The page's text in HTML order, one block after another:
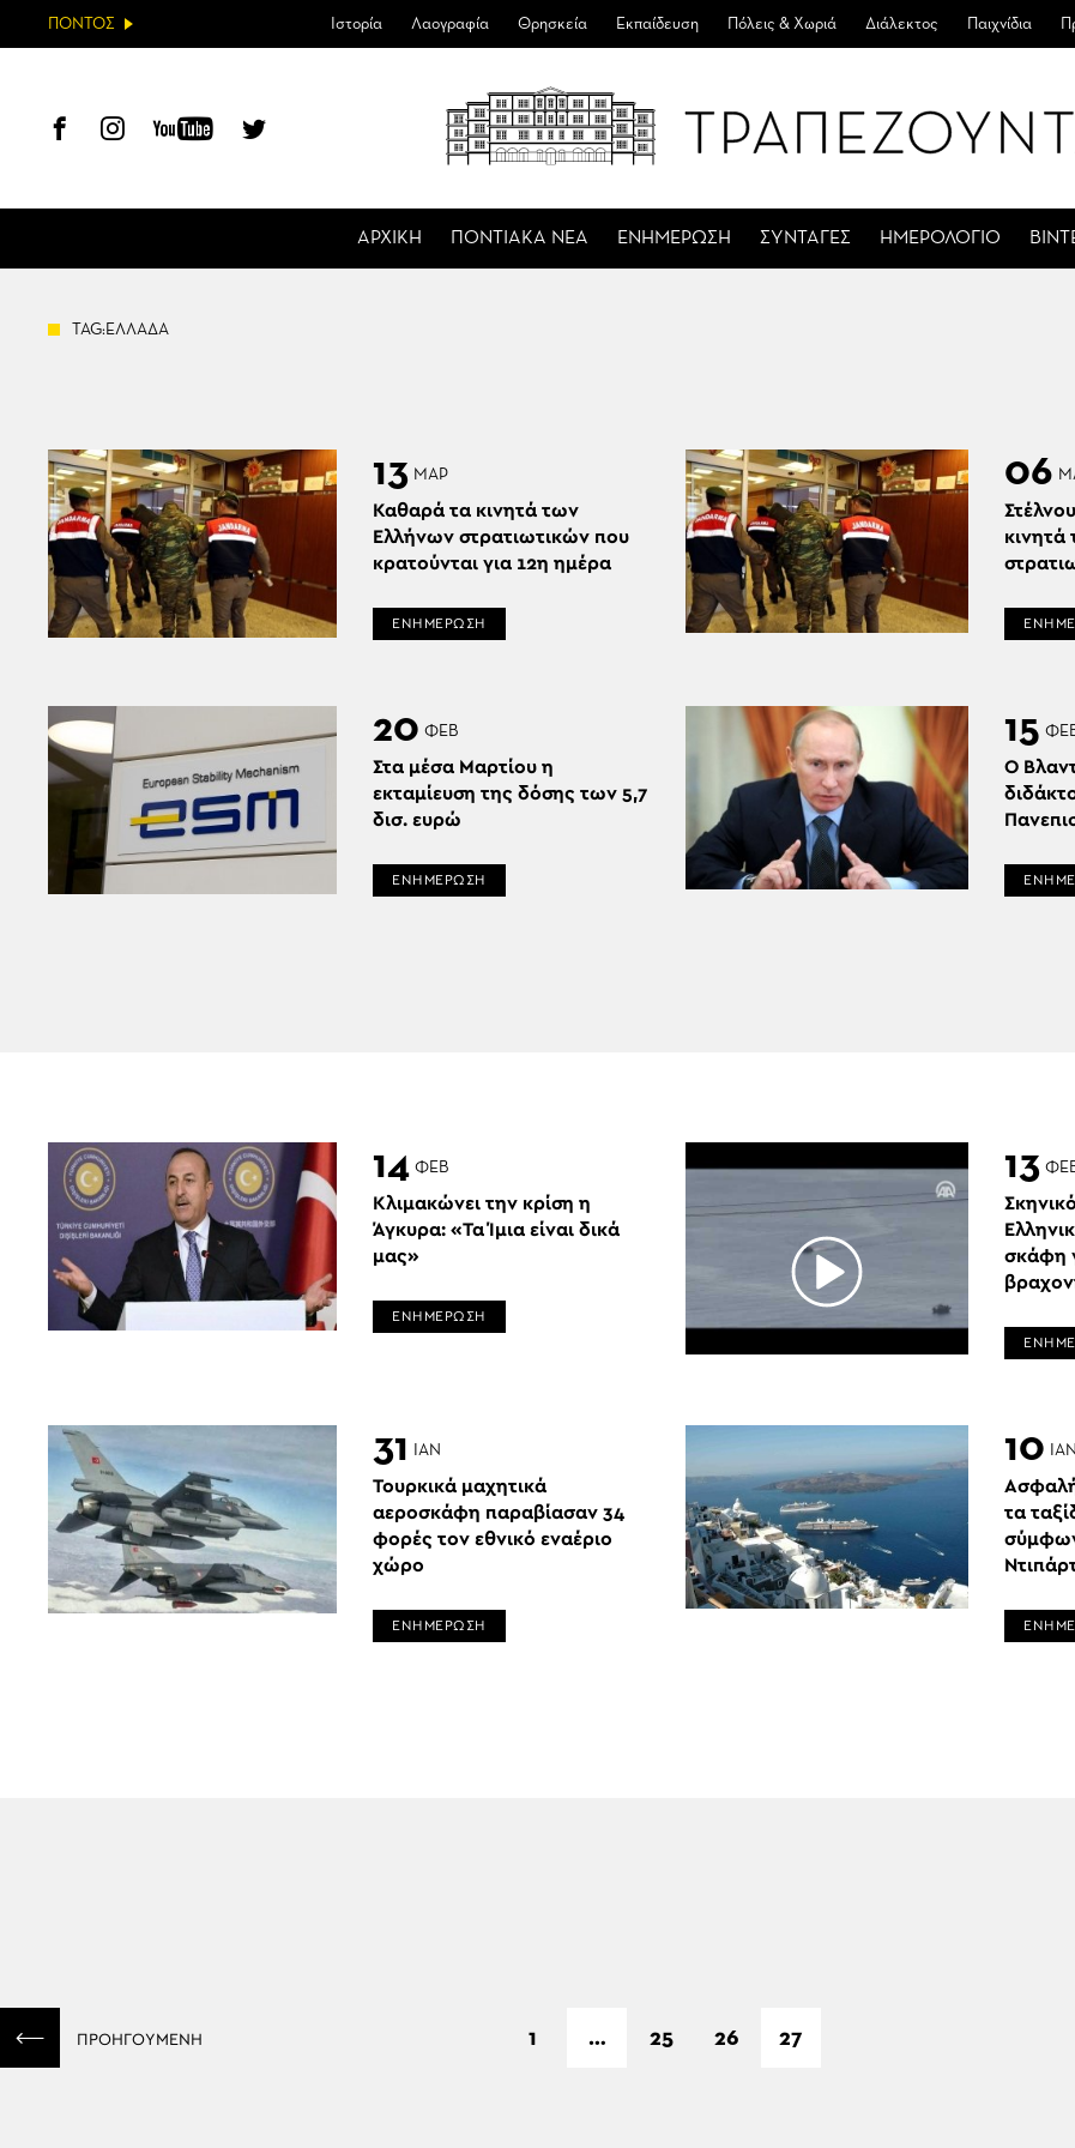
ΠΟΝΤΟΣ Ιστορία Λαογραφία Θρησκεία Εκπαίδευση Πόλεις & Χωριά Διάλεκτος Παιχνίδια
ΑΡΧΙΚΗ ΠΟΝΤΙΑΚΑ ΝΕΑ ΕΝΗΜΕΡΩΣΗ ΣΥΝΤΑΓΕΣ ΗΜΕΡΟΛΟΓΙΟ
TAG:ΕΛΛΑΔΑ
13 ΜΑΡ
Καθαρά τα κινητά των
Ελλήνων στρατιωτικών που
κρατούνται για 12η ημέρα
ΕΝΗΜΕΡΩΣΗ
06
20 ΦΕΒ
Στα μέσα Μαρτίου η
εκταμίευση της δόσης των 5,7
δισ. ευρώ
ΕΝΗΜΕΡΩΣΗ
15
Ο
14 ΦΕΒ
Κλιμακώνει την κρίση η
Άγκυρα: «Τα Ίμια είναι δικά
μας»
ΕΝΗΜΕΡΩΣΗ
13
σκάφη
31 ΙΑΝ
Τουρκικά μαχητικά
αεροσκάφη παραβίασαν 34
φορές τον εθνικό εναέριο
χώρο
ΕΝΗΜΕΡΩΣΗ
10 ΙΑΝ
τα
ΠΡΟΗΓΟΥΜΕΝΗ 1 … 25 26 27